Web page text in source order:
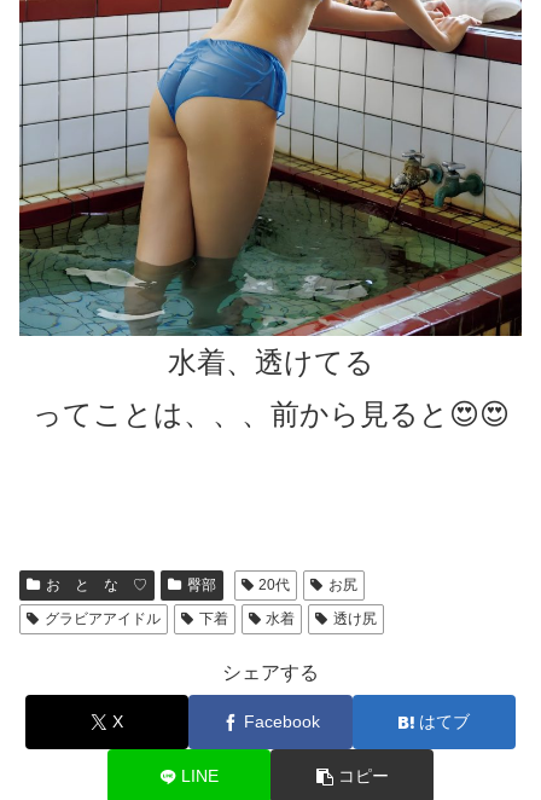
水着、透けてる
ってことは、、、前から見ると😍😍
お と な ♡ 臀部 20代
お尻
グラビアアイドル
下着 水着 透け尻
シェアする
X Facebook はてブ
LINE コピー